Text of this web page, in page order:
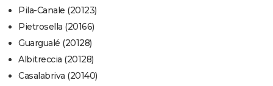
Pila-Canale (20123)
Pietrosella (20166)
Guargualé (20128)
Albitreccia (20128)
Casalabriva (20140)